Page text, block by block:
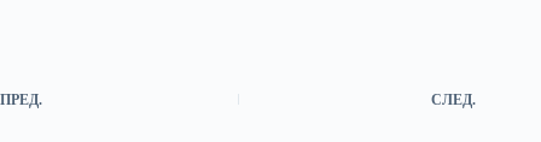
ПРЕД. СЛЕД.